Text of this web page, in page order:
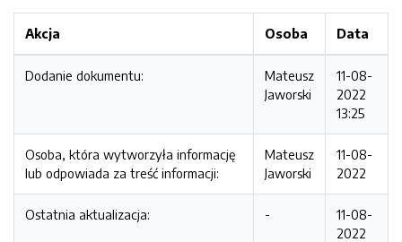
Akcja Osoba Data
Dodanie dokumentu:
Mateusz
Jaworski
11-08-
2022
13:25
Osoba, która wytworzyła informację
lub odpowiada za treść informacji:
Mateusz
Jaworski
11-08-
2022
Ostatnia aktualizacja: -
11-08-
2022